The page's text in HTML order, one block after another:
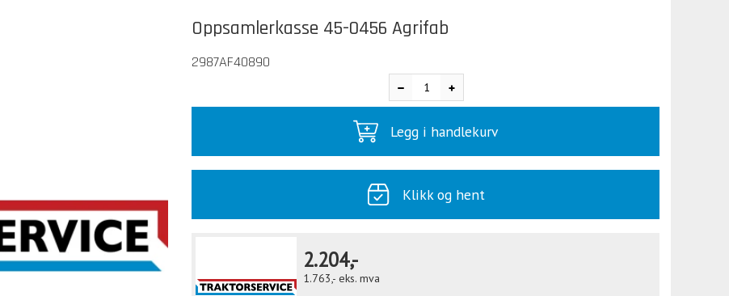
Oppsamlerkasse 45-0456 Agrifab
2987AF40890
Legg i handlekurv
Klikk og hent
2.204,-
1.763,- eks. mva